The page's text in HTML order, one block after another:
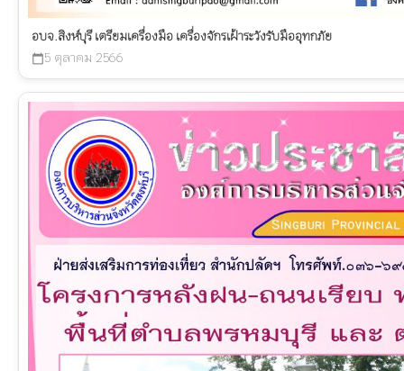
อบจ.สิงห์บุรี เตรียมเครื่องมือ เครื่องจักรเฝ้าระวังรับมืออุทกภัย
calendar_today5 ตุลาคม 2566